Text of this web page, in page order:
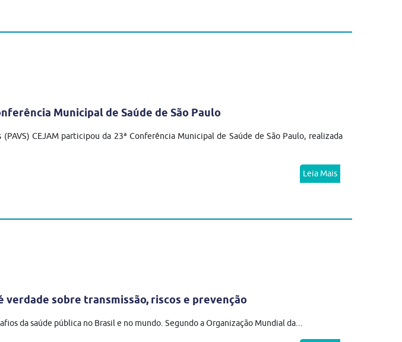
Municipal de Saúde de São Paulo
CEJAM participou da 23ª Conferência Municipal de Saúde de São Paulo, realizada
Leia Mais
verdade sobre transmissão, riscos e prevenção
da saúde pública no Brasil e no mundo. Segundo a Organização Mundial da...